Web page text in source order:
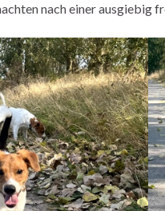
nach einer ausgiebig